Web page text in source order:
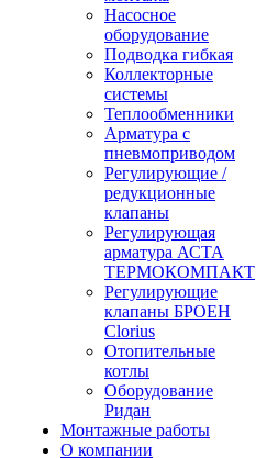
Насосное
оборудование
Подводка гибкая
Коллекторные
системы
Теплообменники
Арматура с
пневмоприводом
Регулирующие /
редукционные
клапаны
Регулирующая
арматура АСТА
ТЕРМОКОМПАКТ
Регулирующие
клапаны БРОЕН
Clorius
Отопительные
котлы
Оборудование
Ридан
Монтажные работы
О компании